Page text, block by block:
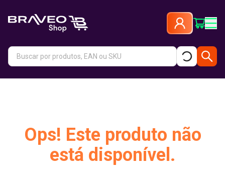
Ops! Este produto não
está disponível.